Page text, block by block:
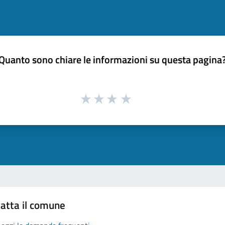
sono chiare le informazioni su questa
il comune